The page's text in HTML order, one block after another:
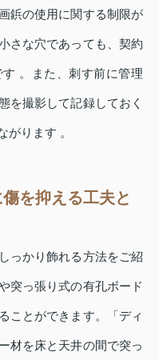
鋲の使用に関する制限が
さな穴であっても、契約
。また、刺す前に管理
を撮影して記録しておく
がります 。
を抑える工夫と
っかり飾れる方法をご紹
突っ張り式の有孔ボード
ことができます。「ディ
材を床と天井の間で突っ